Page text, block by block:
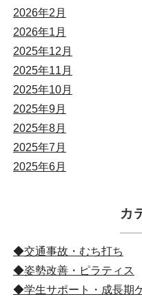
2026年2月
2026年1月
2025年12月
2025年11月
2025年10月
2025年9月
2025年8月
2025年7月
2025年6月
カ
◆交通事故・むち打ち
◆姿勢改善・ピラティス
◆学生サポート・成長期